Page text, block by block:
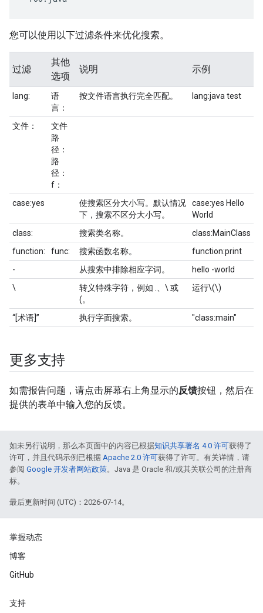
您可以使用以下过滤条件来优化搜索。
过滤
其他
选项
说明 示例
lang:
语
言：
按文件语言执行完全匹配。 lang:java test
文件：
文件
路
径：
路
径：
f：
case:yes
使搜索区分大小写。默认情况
下，搜索不区分大小写。
case:yes Hello
World
class:
搜索类名称。
class:MainClass
function:
func: 搜索函数名称。
function:print
-
从搜索中排除相应字词。
hello -world
\
转义特殊字符，例如 .、\ 或
(。
运行\(\)
“[术语]” 执行字面搜索。 "class:main"
更多支持
如需报告问题，请点击屏幕右上角显示的反馈按钮，然后在
提供的表单中输入您的反馈。
如未另行说明，那么本页面中的内容已根据知识共享署名 4.0 许可获得了
许可，并且代码示例已根据 Apache 2.0 许可获得了许可。有关详情，请
参阅 Google 开发者网站政策。Java 是 Oracle 和/或其关联公司的注册商
标。
最后更新时间 (UTC)：2026-07-14。
掌握动态
博客
GitHub
支持